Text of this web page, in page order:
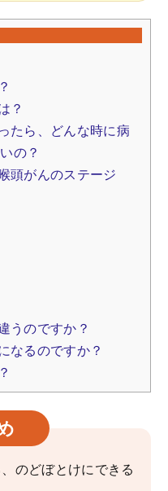
？
たら、どんな時に病
の？
頭がんのステージ
うのですか？
なるのですか？
のどぼとけにできる